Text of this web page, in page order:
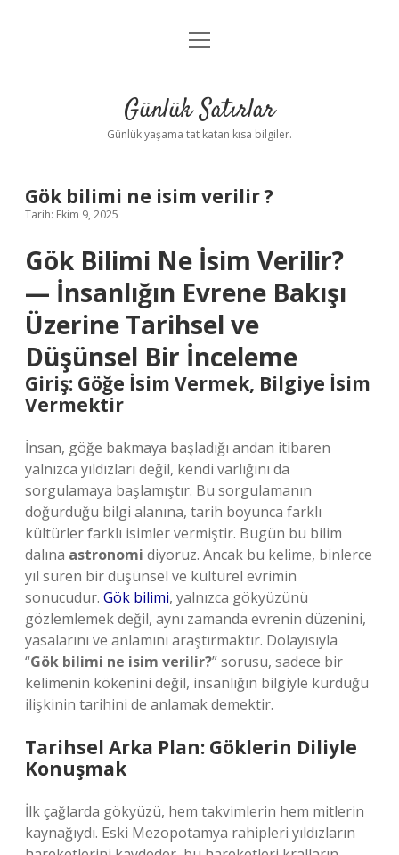
Anasayfa
Yasal Uyarı
menüyü
Günlük Satırlar
Günlük yaşama tat katan kısa bilgiler.
Gök bilimi ne isim verilir ?
Tarih: Ekim 9, 2025
Gök Bilimi Ne İsim Verilir?
— İnsanlığın Evrene Bakışı
Üzerine Tarihsel ve
Düşünsel Bir İnceleme
Giriş: Göğe İsim Vermek, Bilgiye İsim
Vermektir
İnsan, göğe bakmaya başladığı andan itibaren
yalnızca yıldızları değil, kendi varlığını da
sorgulamaya başlamıştır. Bu sorgulamanın
doğurduğu bilgi alanına, tarih boyunca farklı
kültürler farklı isimler vermiştir. Bugün bu bilim
dalına astronomi diyoruz. Ancak bu kelime, binlerce
yıl süren bir düşünsel ve kültürel evrimin
sonucudur. Gök bilimi, yalnızca gökyüzünü
gözlemlemek değil, aynı zamanda evrenin düzenini,
yasalarını ve anlamını araştırmaktır. Dolayısıyla
“Gök bilimi ne isim verilir?” sorusu, sadece bir
kelimenin kökenini değil, insanlığın bilgiyle kurduğu
ilişkinin tarihini de anlamak demektir.
Tarihsel Arka Plan: Göklerin Diliyle
Konuşmak
İlk çağlarda gökyüzü, hem takvimlerin hem mitlerin
kaynağıydı. Eski Mezopotamya rahipleri yıldızların